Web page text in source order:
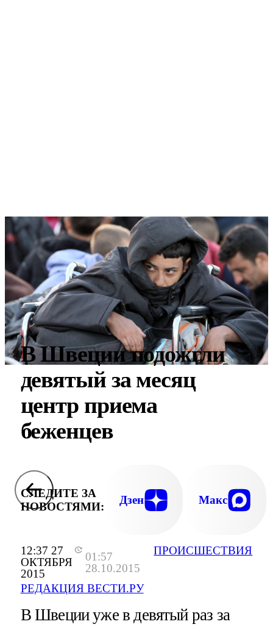
12:37 27
ОКТЯБРЯ
2015
01:57
28.10.2015
РЕДАКЦИЯ ВЕСТИ.РУ
ПРОИСШЕСТВИЯ
В Швеции подожгли
девятый за месяц
центр приема
беженцев
СЛЕДИТЕ ЗА
НОВОСТЯМИ:
Дзен Макс
В Швеции уже в девятый раз за